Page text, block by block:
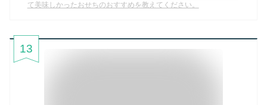
て美味しかったおせちのおすすめを教えてください。
13